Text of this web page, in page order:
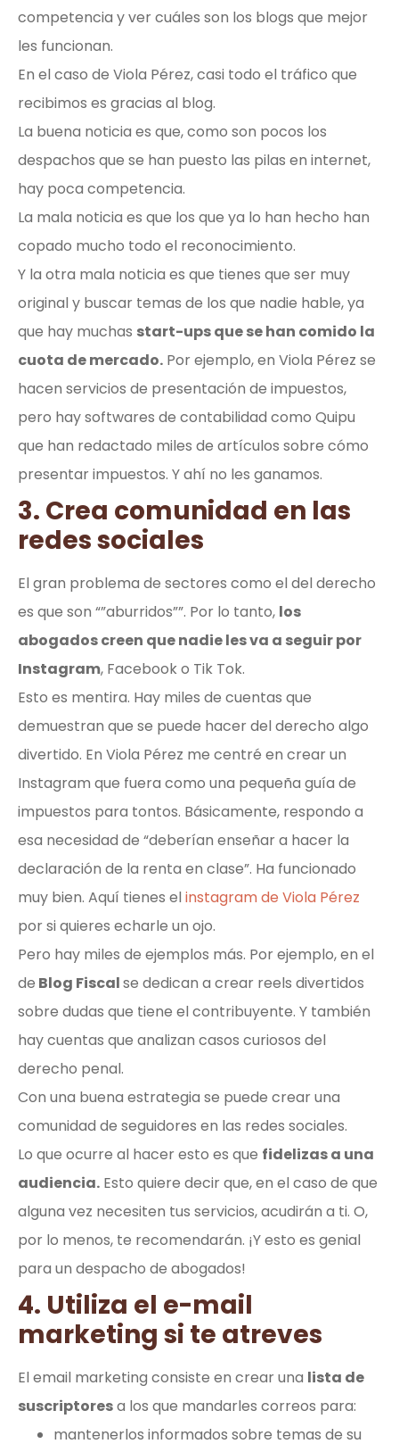
competencia y ver cuáles son los blogs que mejor
les funcionan.
En el caso de Viola Pérez, casi todo el tráfico que
recibimos es gracias al blog.
La buena noticia es que, como son pocos los
despachos que se han puesto las pilas en internet,
hay poca competencia.
La mala noticia es que los que ya lo han hecho han
copado mucho todo el reconocimiento.
Y la otra mala noticia es que tienes que ser muy
original y buscar temas de los que nadie hable, ya
que hay muchas start-ups que se han comido la
cuota de mercado. Por ejemplo, en Viola Pérez se
hacen servicios de presentación de impuestos,
pero hay softwares de contabilidad como Quipu
que han redactado miles de artículos sobre cómo
presentar impuestos. Y ahí no les ganamos.
3. Crea comunidad en las
redes sociales
El gran problema de sectores como el del derecho
es que son “”aburridos””. Por lo tanto, los
abogados creen que nadie les va a seguir por
Instagram, Facebook o Tik Tok.
Esto es mentira. Hay miles de cuentas que
demuestran que se puede hacer del derecho algo
divertido. En Viola Pérez me centré en crear un
Instagram que fuera como una pequeña guía de
impuestos para tontos. Básicamente, respondo a
esa necesidad de “deberían enseñar a hacer la
declaración de la renta en clase”. Ha funcionado
muy bien. Aquí tienes el instagram de Viola Pérez
por si quieres echarle un ojo.
Pero hay miles de ejemplos más. Por ejemplo, en el
de Blog Fiscalse dedican a crear reels divertidos
sobre dudas que tiene el contribuyente. Y también
hay cuentas que analizan casos curiosos del
derecho penal.
Con una buena estrategia se puede crear una
comunidad de seguidores en las redes sociales.
Lo que ocurre al hacer esto es que fidelizas a una
audiencia. Esto quiere decir que, en el caso de que
alguna vez necesiten tus servicios, acudirán a ti. O,
por lo menos, te recomendarán. ¡Y esto es genial
para un despacho de abogados!
4. Utiliza el e-mail
marketing si te atreves
El email marketing consiste en crear una lista de
suscriptoresa los que mandarles correos para:
mantenerlos informados sobre temas de su